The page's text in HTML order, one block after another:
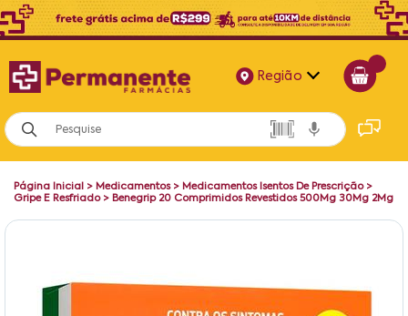
Região
Alagoas
Bahia
Paraíba
Página Inicial > Medicamentos> Medicamentos Isentos De Prescrição>
Gripe E Resfriado> Benegrip 20 Comprimidos Revestidos 500Mg 30Mg 2Mg